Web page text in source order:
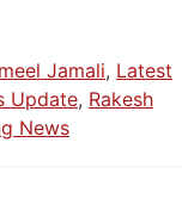
Jamali, Latest
Update, Rakesh
News